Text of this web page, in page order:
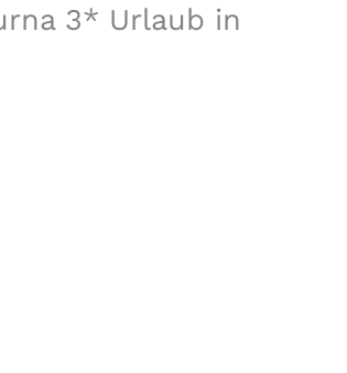
3* Urlaub in